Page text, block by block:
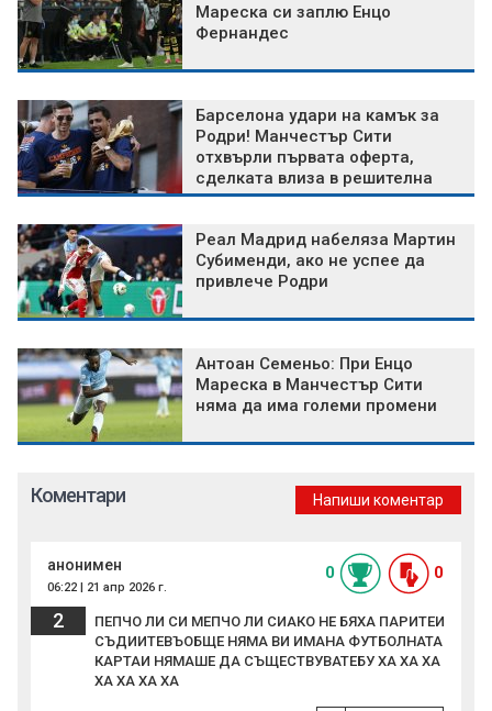
Мареска си заплю Енцо
Фернандес
Барселона удари на камък за
Родри! Манчестър Сити
отхвърли първата оферта,
сделката влиза в решителна
фаза
Реал Мадрид набеляза Мартин
Субименди, ако не успее да
привлече Родри
Антоан Семеньо: При Енцо
Мареска в Манчестър Сити
няма да има големи промени
Коментари Напиши коментар
анонимен
06:22 | 21 апр 2026 г.
0 0
2
ПЕПЧО ЛИ СИ МЕПЧО ЛИ СИАКО НЕ БЯХА ПАРИТЕИ
СЪДИИТЕВЪОБЩЕ НЯМА ВИ ИМАНА ФУТБОЛНАТА
КАРТАИ НЯМАШЕ ДА СЪЩЕСТВУВАТЕБУ ХА ХА ХА
ХА ХА ХА ХА